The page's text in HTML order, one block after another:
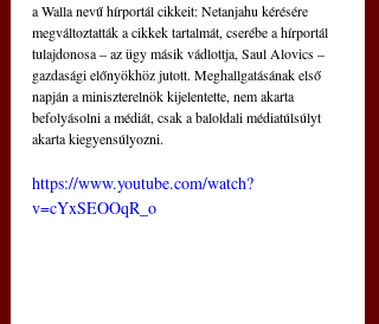
a Walla nevű hírportál cikkeit: Netanjahu kérésére
megváltoztatták a cikkek tartalmát, cserébe a hírportál
tulajdonosa ‒ az ügy másik vádlottja, Saul Alovics ‒
gazdasági előnyökhöz jutott. Meghallgatásának első
napján a miniszterelnök kijelentette, nem akarta
befolyásolni a médiát, csak a baloldali médiatúlsúlyt
akarta kiegyensúlyozni.
https://www.youtube.com/watch?
v=cYxSEOOqR_o